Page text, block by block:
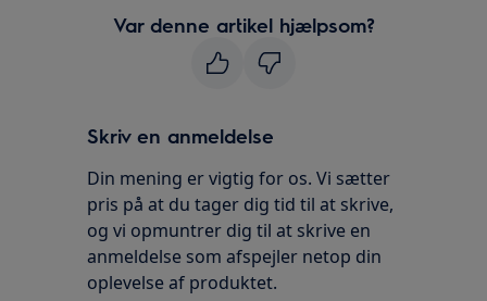
Var denne artikel hjælpsom?
Skriv en anmeldelse
Din mening er vigtig for os. Vi sætter
pris på at du tager dig tid til at skrive,
og vi opmuntrer dig til at skrive en
anmeldelse som afspejler netop din
oplevelse af produktet.